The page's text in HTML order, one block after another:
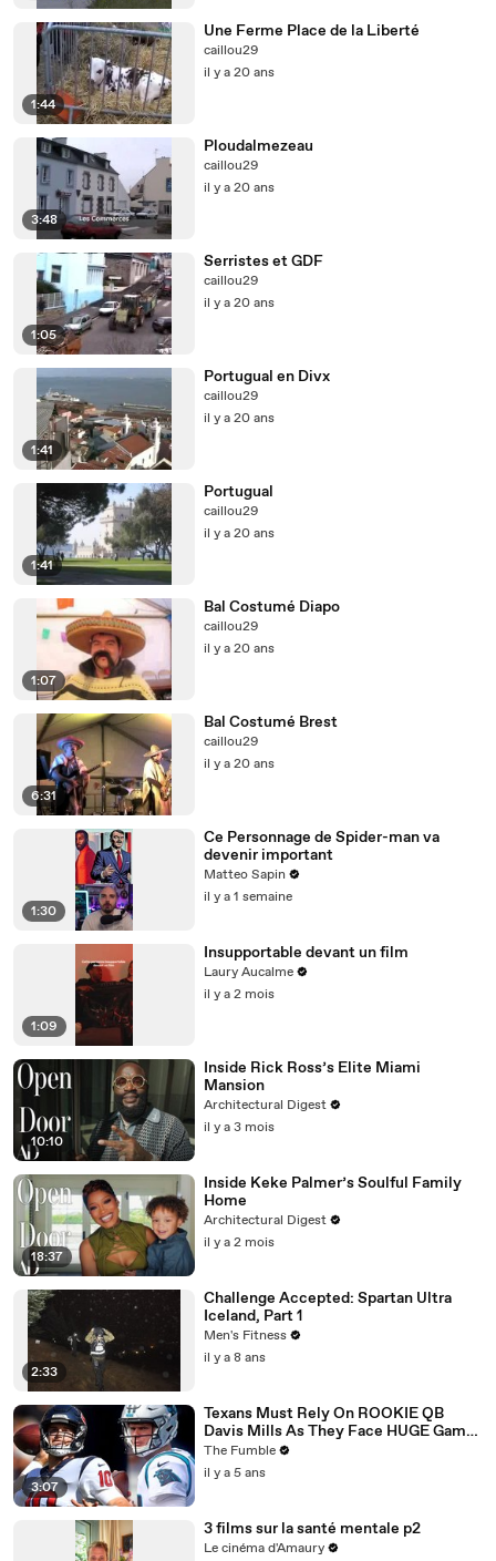
1:44
Une Ferme Place de la Liberté
caillou29
il y a 20 ans
3:48
Ploudalmezeau
caillou29
il y a 20 ans
1:05
Serristes et GDF
caillou29
il y a 20 ans
1:41
Portugual en Divx
caillou29
il y a 20 ans
1:41
Portugual
caillou29
il y a 20 ans
1:07
Bal Costumé Diapo
caillou29
il y a 20 ans
6:31
Bal Costumé Brest
caillou29
il y a 20 ans
1:30
Ce Personnage de Spider-man va
devenir important
Matteo Sapin
il y a 1 semaine
1:09
Insupportable devant un film
Laury Aucalme
il y a 2 mois
10:10
Inside Rick Ross’s Elite Miami
Mansion
Architectural Digest
il y a 3 mois
18:37
Inside Keke Palmer’s Soulful Family
Home
Architectural Digest
il y a 2 mois
2:33
Challenge Accepted: Spartan Ultra
Iceland, Part 1
Men's Fitness
il y a 8 ans
3:07
Texans Must Rely On ROOKIE QB
Davis Mills As They Face HUGE Game
Against The Panthers: TNF Preview
The Fumble
il y a 5 ans
3 films sur la santé mentale p2
Le cinéma d'Amaury